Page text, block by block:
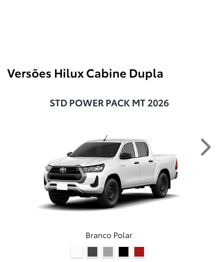
Versões Hilux Cabine Dupla
STD POWER PACK MT 2026
Branco Polar